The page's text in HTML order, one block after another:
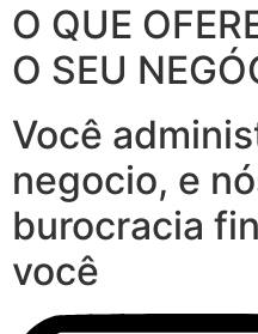
O QUE
O SEU
Você
negocio, e
burocracia
você